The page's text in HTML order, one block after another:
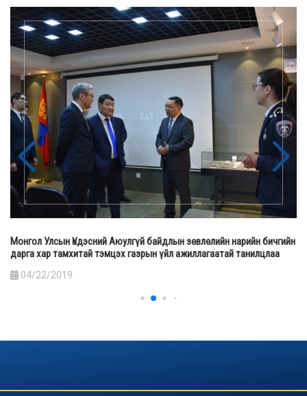
Монгол Улсын Үндэсний Аюулгүй байдлын зөвлөлийн нарийн бичгийн
дарга хар тамхитай тэмцэх газрын үйл ажиллагаатай танилцлаа
04/22/2019